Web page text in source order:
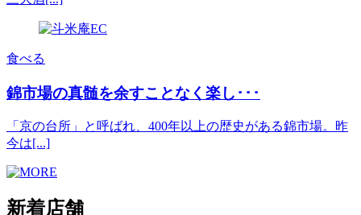
食べる
錦市場の真髄を余すことなく楽し･･･
「京の台所」と呼ばれ、400年以上の歴史がある錦市場。昨
今は[...]
新着店舗